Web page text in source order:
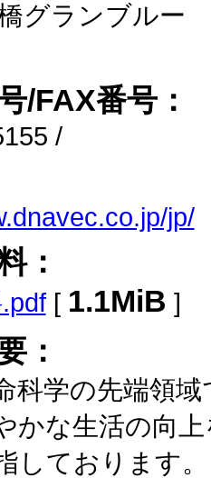
グランブルー
/FAX番号：
/
jp/
：
[ 1.1MiB ]
：
科学の先端領
かな生活の向
しております。